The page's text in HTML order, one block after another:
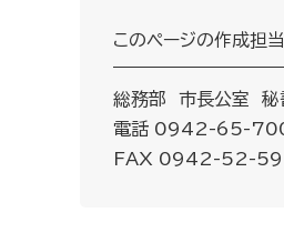
このページの作成担当
総務部 市長公室 秘
電話 0942-65-
FAX 0942-52-